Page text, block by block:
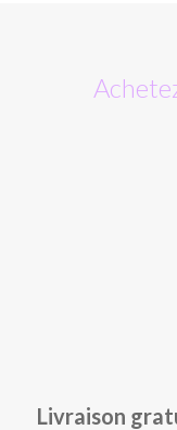
Livraison